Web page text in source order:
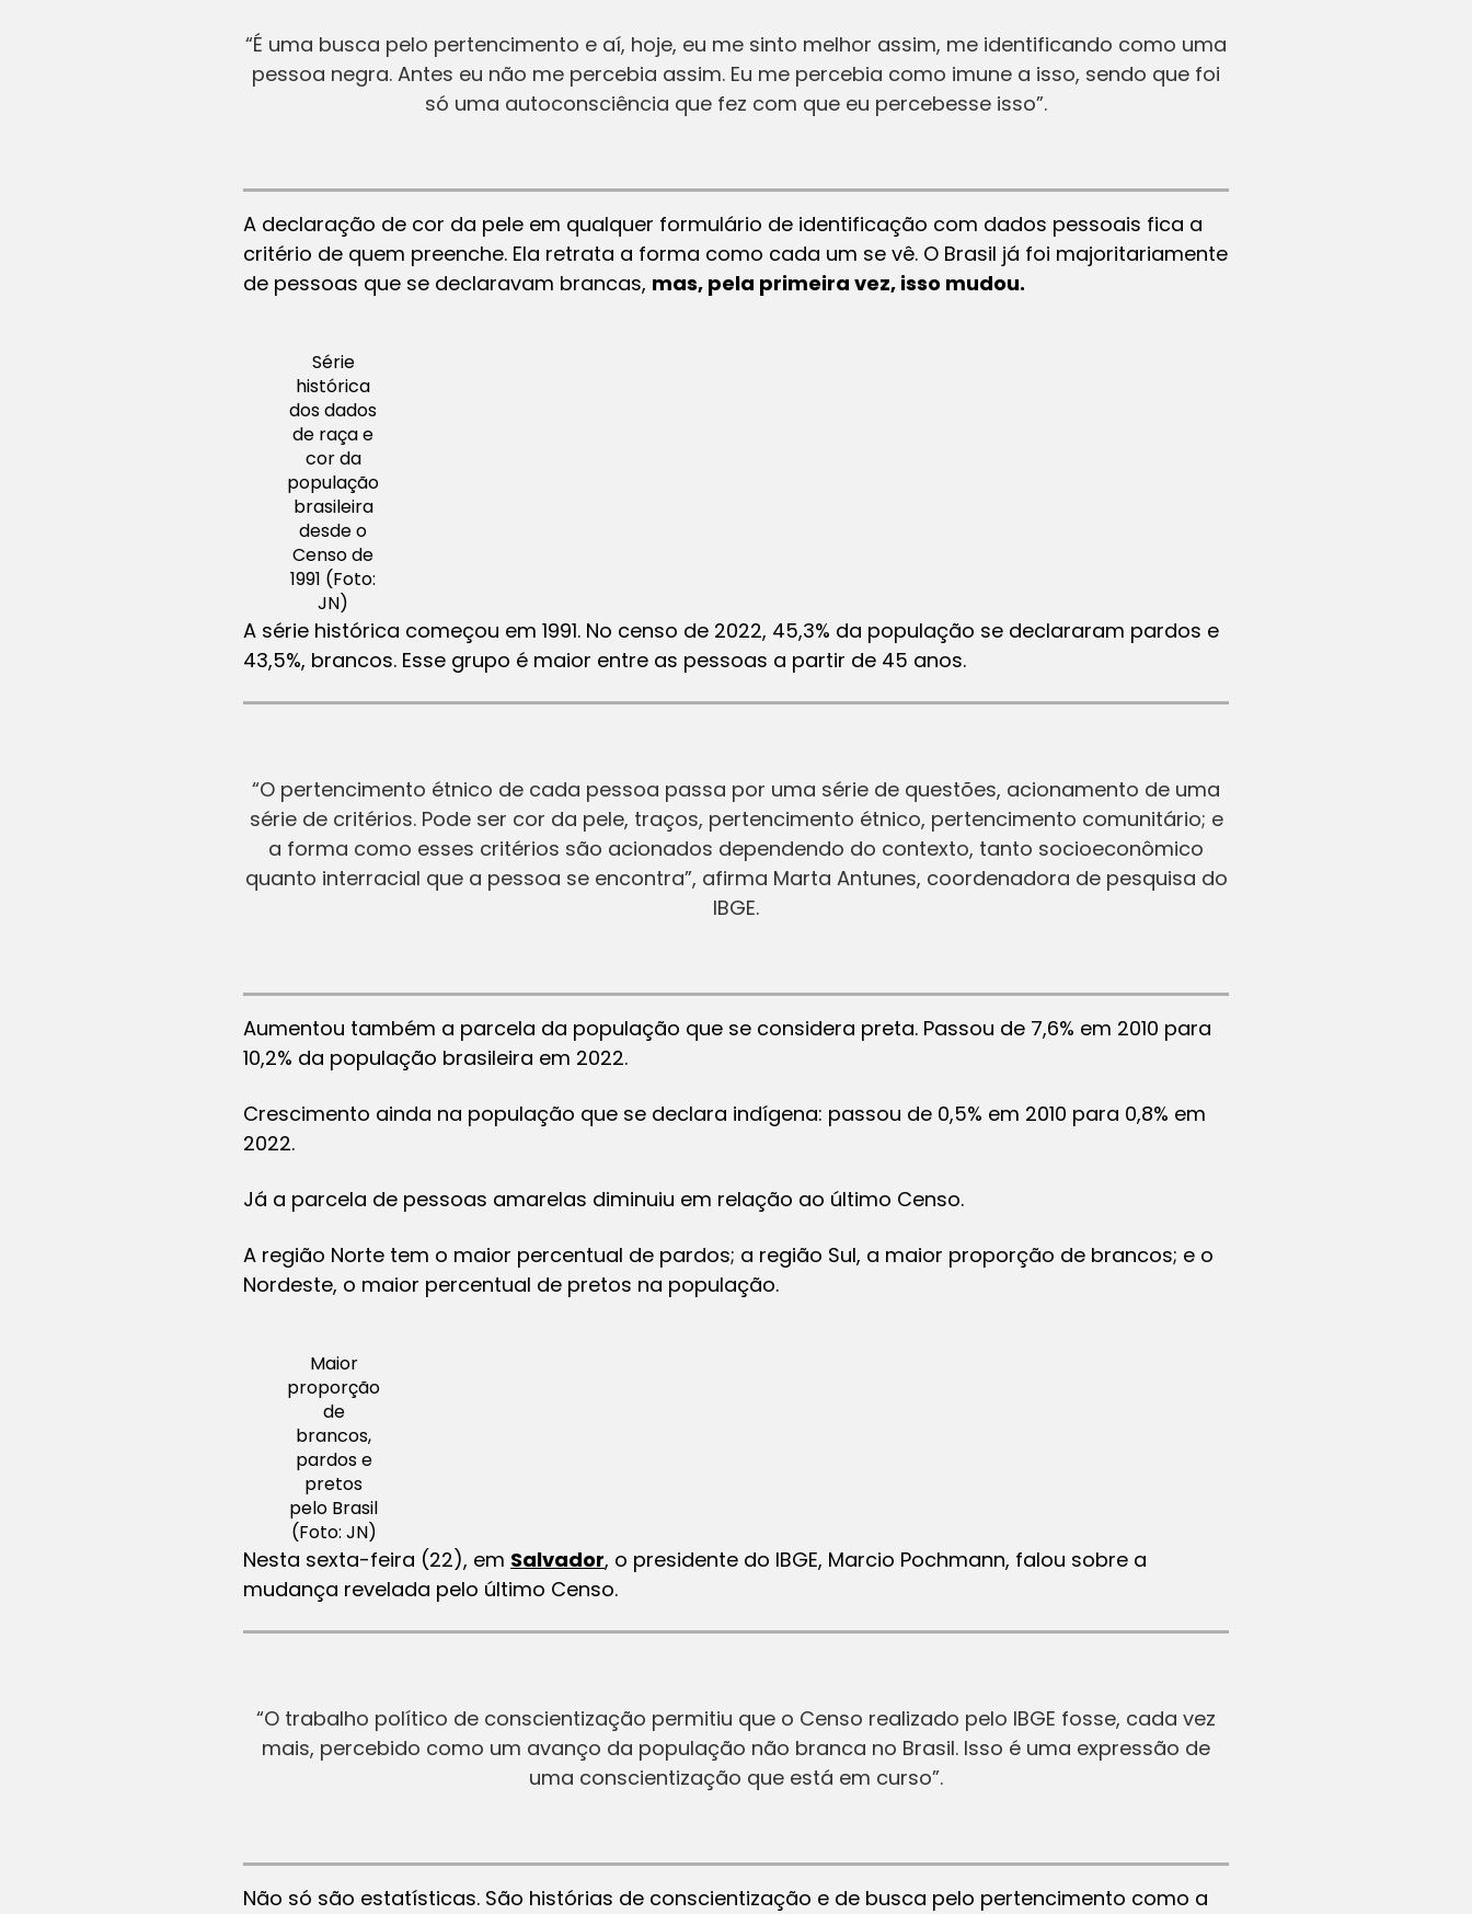
“É uma busca pelo pertencimento e aí, hoje, eu me sinto melhor assim, me identificando como uma
pessoa negra. Antes eu não me percebia assim. Eu me percebia como imune a isso, sendo que foi
só uma autoconsciência que fez com que eu percebesse isso”.
A declaração de cor da pele em qualquer formulário de identificação com dados pessoais fica a
critério de quem preenche. Ela retrata a forma como cada um se vê. O Brasil já foi majoritariamente
de pessoas que se declaravam brancas, mas, pela primeira vez, isso mudou.
Série
histórica
dos dados
de raça e
cor da
população
brasileira
desde o
Censo de
1991 (Foto:
JN)
A série histórica começou em 1991. No censo de 2022, 45,3% da população se declararam pardos e
43,5%, brancos. Esse grupo é maior entre as pessoas a partir de 45 anos.
“O pertencimento étnico de cada pessoa passa por uma série de questões, acionamento de uma
série de critérios. Pode ser cor da pele, traços, pertencimento étnico, pertencimento comunitário; e
a forma como esses critérios são acionados dependendo do contexto, tanto socioeconômico
quanto interracial que a pessoa se encontra”, afirma Marta Antunes, coordenadora de pesquisa do
IBGE.
Aumentou também a parcela da população que se considera preta. Passou de 7,6% em 2010 para
10,2% da população brasileira em 2022.
Crescimento ainda na população que se declara indígena: passou de 0,5% em 2010 para 0,8% em
2022.
Já a parcela de pessoas amarelas diminuiu em relação ao último Censo.
A região Norte tem o maior percentual de pardos; a região Sul, a maior proporção de brancos; e o
Nordeste, o maior percentual de pretos na população.
Maior
proporção
de
brancos,
pardos e
pretos
pelo Brasil
(Foto: JN)
Nesta sexta-feira (22), em Salvador, o presidente do IBGE, Marcio Pochmann, falou sobre a
mudança revelada pelo último Censo.
“O trabalho político de conscientização permitiu que o Censo realizado pelo IBGE fosse, cada vez
mais, percebido como um avanço da população não branca no Brasil. Isso é uma expressão de
uma conscientização que está em curso”.
Não só são estatísticas. São histórias de conscientização e de busca pelo pertencimento como a